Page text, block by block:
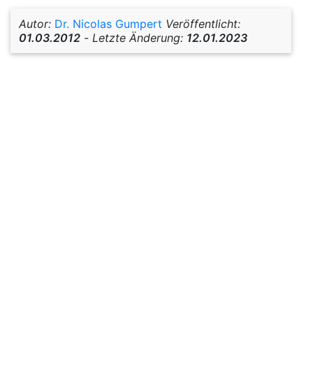
Autor: Dr. Nicolas Gumpert Veröffentlicht:
01.03.2012 - Letzte Änderung: 12.01.2023